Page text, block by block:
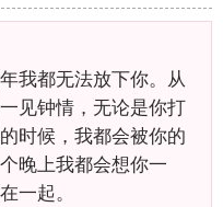
我都无法放下你。从
见钟情，无论是你打
时候，我都会被你的
晚上我都会想你一
一起。